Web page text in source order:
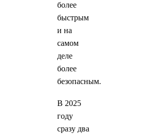
более
быстрым
и на
самом
деле
более
безопасным.
В 2025
году
сразу два